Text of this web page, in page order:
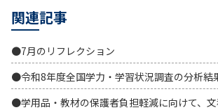
関連記事
●7月のリフレクション
●令和8年度全国学力・学習状況調査の分析結
●学用品・教材の保護者負担軽減に向けて、